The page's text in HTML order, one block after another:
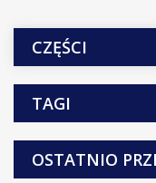
CZĘŚCI
TAGI
OSTATNIO